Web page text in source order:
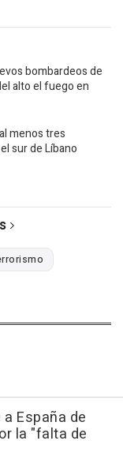
bombardeos de
alto el fuego en
menos tres
sur de Líbano
España de
la "falta de